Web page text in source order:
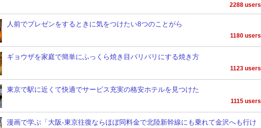
2288 users
人前でプレゼンをするときに気をつけたい8つのことがら
1180 users
ギョウザを家庭で簡単にふっくら焼き目パリパリにする焼き方
1123 users
東京で駅に近くて快適でサービス充実の格安ホテルを見つけた
1115 users
漫画で学ぶ「大阪-東京往復ならほぼ同料金で北陸新幹線にも乗れて金沢へも行け